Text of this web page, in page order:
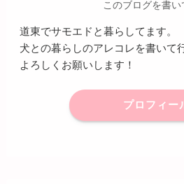
このブログを書い
道東でサモエドと暮らしてます。
犬との暮らしのアレコレを書いて
よろしくお願いします！
プロフィー